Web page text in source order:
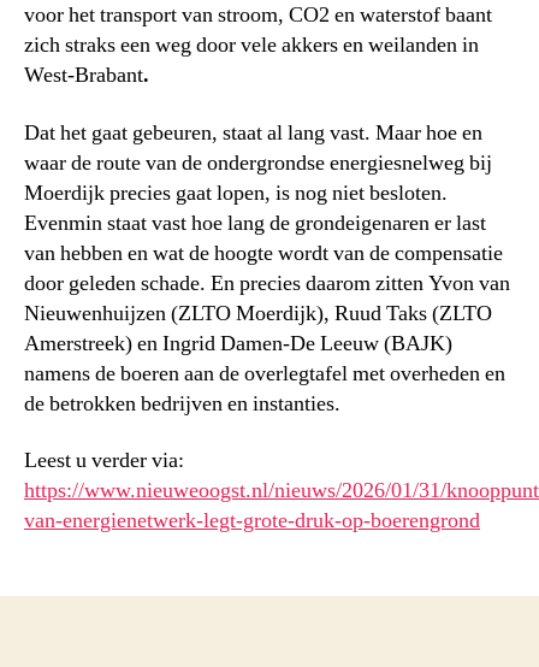
voor het transport van stroom, CO2 en waterstof baant
zich straks een weg door vele akkers en weilanden in
West-Brabant.
Dat het gaat gebeuren, staat al lang vast. Maar hoe en
waar de route van de ondergrondse energiesnelweg bij
Moerdijk precies gaat lopen, is nog niet besloten.
Evenmin staat vast hoe lang de grondeigenaren er last
van hebben en wat de hoogte wordt van de compensatie
door geleden schade. En precies daarom zitten Yvon van
Nieuwenhuijzen (ZLTO Moerdijk), Ruud Taks (ZLTO
Amerstreek) en Ingrid Damen-De Leeuw (BAJK)
namens de boeren aan de overlegtafel met overheden en
de betrokken bedrijven en instanties.
Leest u verder via:
https://www.nieuweoogst.nl/nieuws/2026/01/31/
van-energienetwerk-legt-grote-druk-op-boerengrond